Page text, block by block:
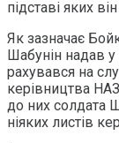
підставі яких
Як зазначає
Шабунін надав у
рахувався на
керівництва
до них солдата
ніяких листів